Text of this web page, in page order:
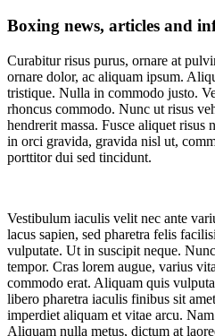
Boxing news, articles and
Curabitur risus purus, ornare at
ornare dolor, ac aliquam ipsum.
tristique. Nulla in commodo justo.
rhoncus commodo. Nunc ut risus
hendrerit massa. Fusce aliquet risus
in orci gravida, gravida nisl ut,
porttitor dui sed tincidunt.
Vestibulum iaculis velit nec ante
lacus sapien, sed pharetra felis
vulputate. Ut in suscipit neque.
tempor. Cras lorem augue, varius
commodo erat. Aliquam quis
libero pharetra iaculis finibus sit
imperdiet aliquam et vitae arcu.
Aliquam nulla metus, dictum at